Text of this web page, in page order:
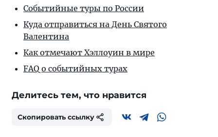
Событийные туры по России
Куда отправиться на День Святого
Валентина
Как отмечают Хэллоуин в мире
FAQ о событийных турах
Делитесь тем, что нравится
Скопировать ссылку